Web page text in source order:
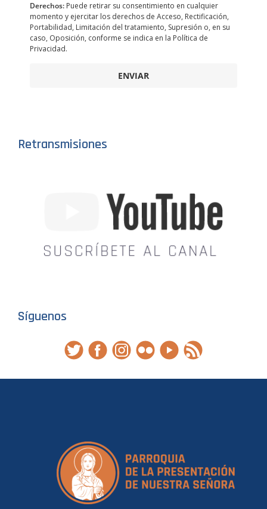
Derechos: Puede retirar su consentimiento en cualquier
momento y ejercitar los derechos de Acceso, Rectificación,
Portabilidad, Limitación del tratamiento, Supresión o, en su
caso, Oposición, conforme se indica en la Política de
Privacidad.
ENVIAR
Retransmisiones
Síguenos